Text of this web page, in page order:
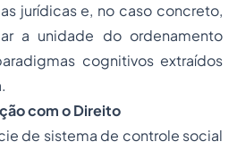
jurídicas e, no caso concreto,
a unidade do ordenamento
cognitivos extraídos
com o Direito
de sistema de controle social